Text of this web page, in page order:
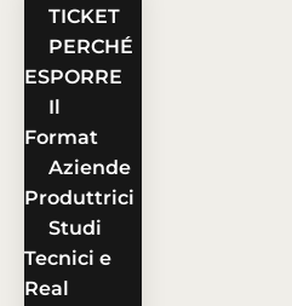
TICKET
PERCHÉ
ESPORRE
Il
Format
Aziende
Produttrici
Studi
Tecnici e
Real